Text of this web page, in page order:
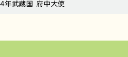
年武蔵国 府中大使